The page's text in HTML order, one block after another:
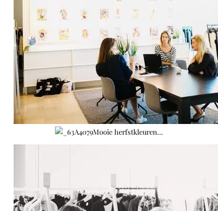
Mooie herfstkleuren…